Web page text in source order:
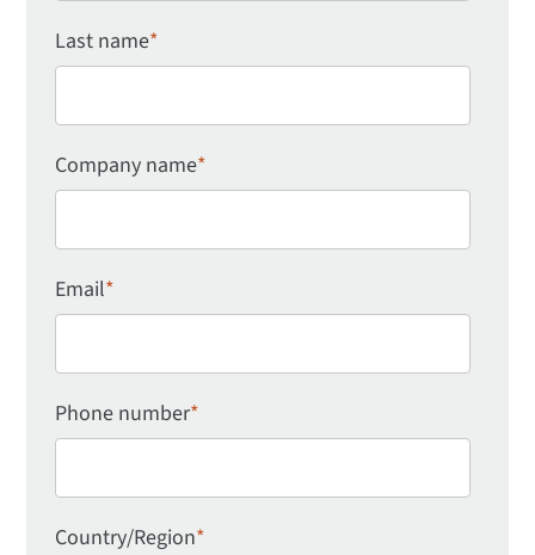
Last name*
Company name*
Email*
Phone number*
Country/Region*